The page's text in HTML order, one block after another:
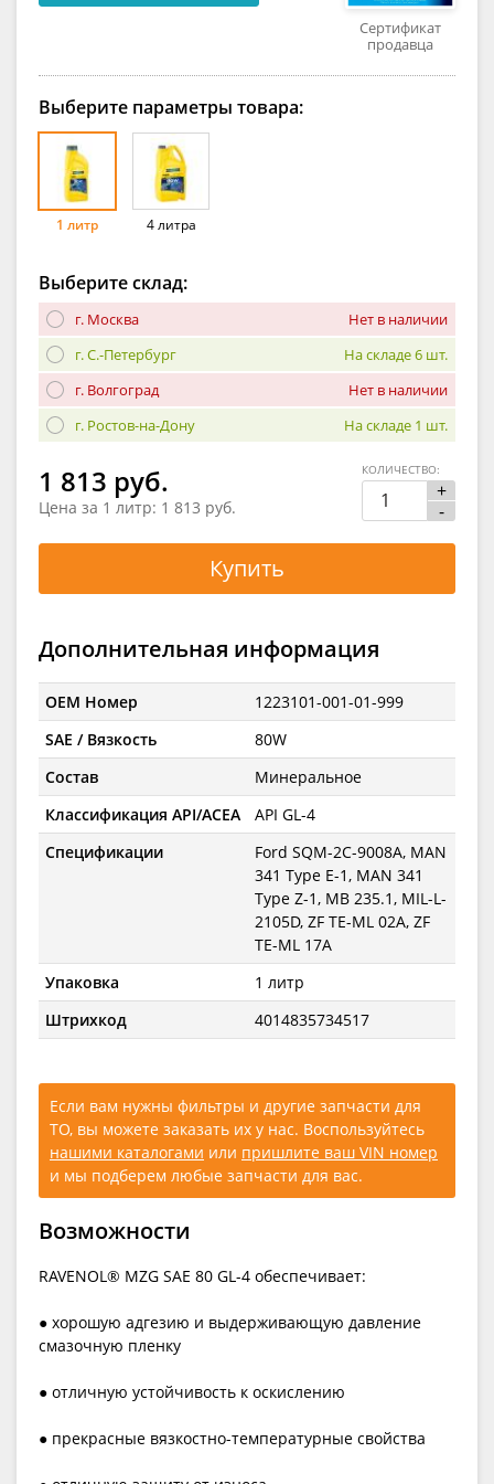
Сертификат
продавца
Выберите параметры товара:
1 литр 4 литра
Выберите склад:
г. Москва
Нет в наличии
г. С.-Петербург
На складе 6 шт.
г. Волгоград
Нет в наличии
г. Ростов-на-Дону
На складе 1 шт.
1 813 руб.
Цена за 1 литр: 1 813 руб.
+
-
КОЛИЧЕСТВО:
Купить
Дополнительная информация
OEM Номер
1223101-001-01-999
SAE / Вязкость
80W
Состав
Минеральное
Классификация API/ACEA
API GL-4
Спецификации
Ford SQM-2C-9008A, MAN
341 Type E-1, MAN 341
Type Z-1, MB 235.1, MIL-L-
2105D, ZF TE-ML 02A, ZF
TE-ML 17A
Упаковка
1 литр
Штрихкод
4014835734517
Если вам нужны фильтры и другие запчасти для
ТО, вы можете заказать их у нас. Воспользуйтесь
нашими каталогами или пришлите ваш VIN номер
и мы подберем любые запчасти для вас.
Возможности
RAVENOL® MZG SAE 80 GL-4 обеспечивает:
● хорошую адгезию и выдерживающую давление
смазочную пленку
● отличную устойчивость к оскислению
● прекрасные вязкостно-температурные свойства